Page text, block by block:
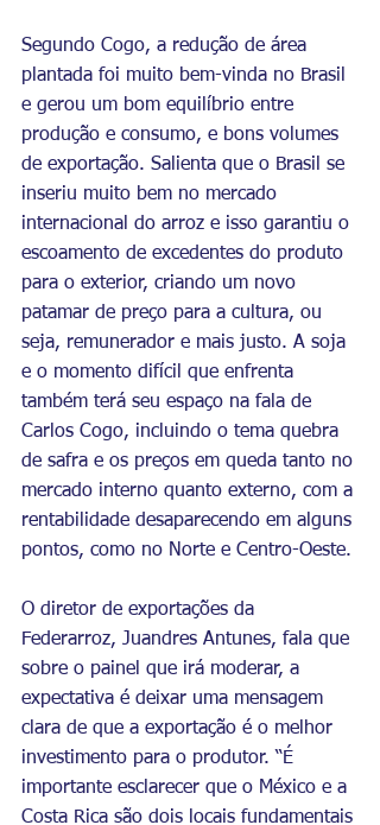
Segundo Cogo, a redução de área
plantada foi muito bem-vinda no Brasil
e gerou um bom equilíbrio entre
produção e consumo, e bons volumes
de exportação. Salienta que o Brasil se
inseriu muito bem no mercado
internacional do arroz e isso garantiu o
escoamento de excedentes do produto
para o exterior, criando um novo
patamar de preço para a cultura, ou
seja, remunerador e mais justo. A soja
e o momento difícil que enfrenta
também terá seu espaço na fala de
Carlos Cogo, incluindo o tema quebra
de safra e os preços em queda tanto no
mercado interno quanto externo, com a
rentabilidade desaparecendo em alguns
pontos, como no Norte e Centro-Oeste.
O diretor de exportações da
Federarroz, Juandres Antunes, fala que
sobre o painel que irá moderar, a
expectativa é deixar uma mensagem
clara de que a exportação é o melhor
investimento para o produtor. “É
importante esclarecer que o México e a
Costa Rica são dois locais fundamentais